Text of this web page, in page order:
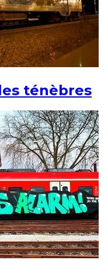
ténèbres